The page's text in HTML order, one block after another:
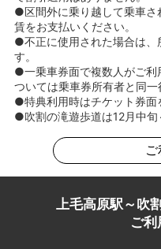
●区間外に乗り越して乗車さ
賃をお支払いください。
●不正に使用された場合は、
す。
●一乗車券面で複数人がご利
ついては乗車券所有者と同一
●特典利用時はチケット券面
●吹割の滝遊歩道は12月中旬
上毛高原駅～吹
ご